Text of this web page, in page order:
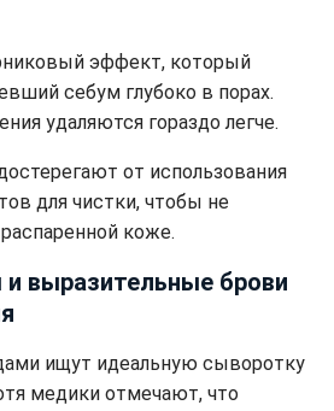
эффект, который
себум глубоко в порах.
удаляются гораздо легче.
от использования
для чистки, чтобы не
коже.
выразительные брови
ищут идеальную сыворотку
медики отмечают, что